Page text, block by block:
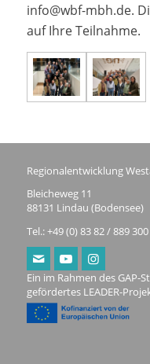
info@wbf-mbh.de.
auf Ihre Teilnahme.
Regionalentwicklung
Bleicheweg 11
88131 Lindau (Bodensee)
Tel.: +49 (0) 83 82 / 889
Ein im Rahmen des GAP-
gefördertes LEADER-